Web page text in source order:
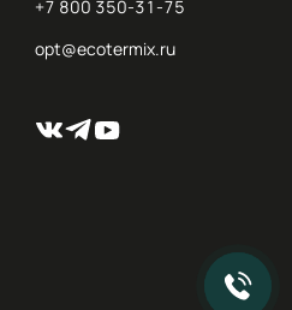
+7 800 350-31-75
opt@ecotermix.ru